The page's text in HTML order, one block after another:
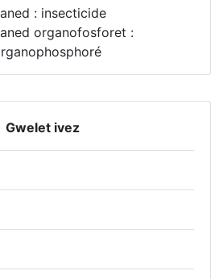
: insecticide
organofosforet :
Gwelet ivez